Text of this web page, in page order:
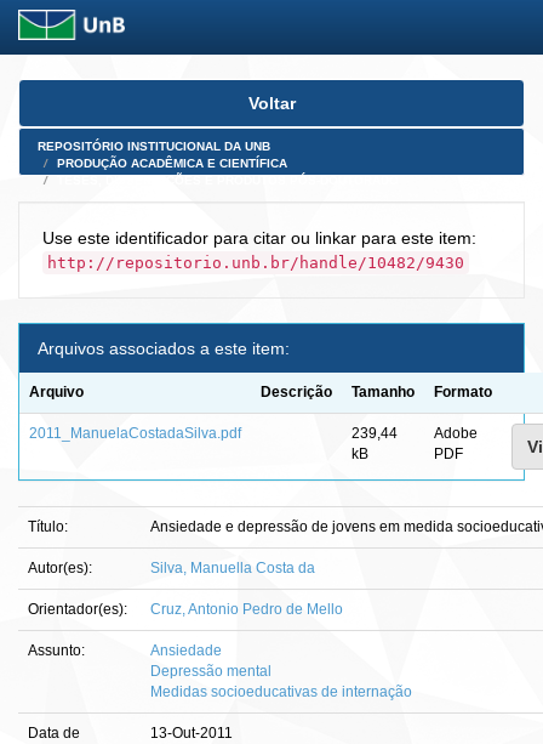
Skip
Voltar
REPOSITÓRIO INSTITUCIONAL DA UNB
PRODUÇÃO ACADÊMICA E CIENTÍFICA
Use este identificador para citar ou linkar para este item:
http://repositorio.unb.br/handle/10482/9430
Arquivos associados a este item:
Arquivo Descrição Tamanho Formato
2011_ManuelaCostadaSilva.pdf
239,44
kB
Adobe
PDF
Título: Ansiedade e depressão de jovens em medida
Autor(es): Silva, Manuella Costa da
Orientador(es): Cruz, Antonio Pedro de Mello
Assunto:
Ansiedade
Depressão mental
Medidas socioeducativas de internação
Data de
13-Out-2011